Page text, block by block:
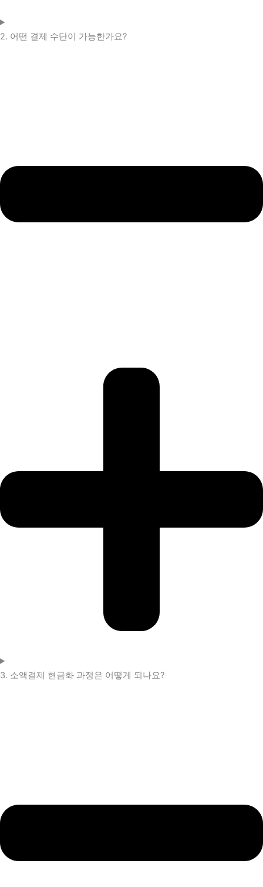
2. 어떤 결제 수단이 가능한가요?
3. 소액결제 현금화 과정은 어떻게 되나요?